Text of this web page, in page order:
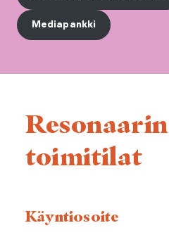
Mediapankki
Resonaarin
toimitilat
Käyntiosoite